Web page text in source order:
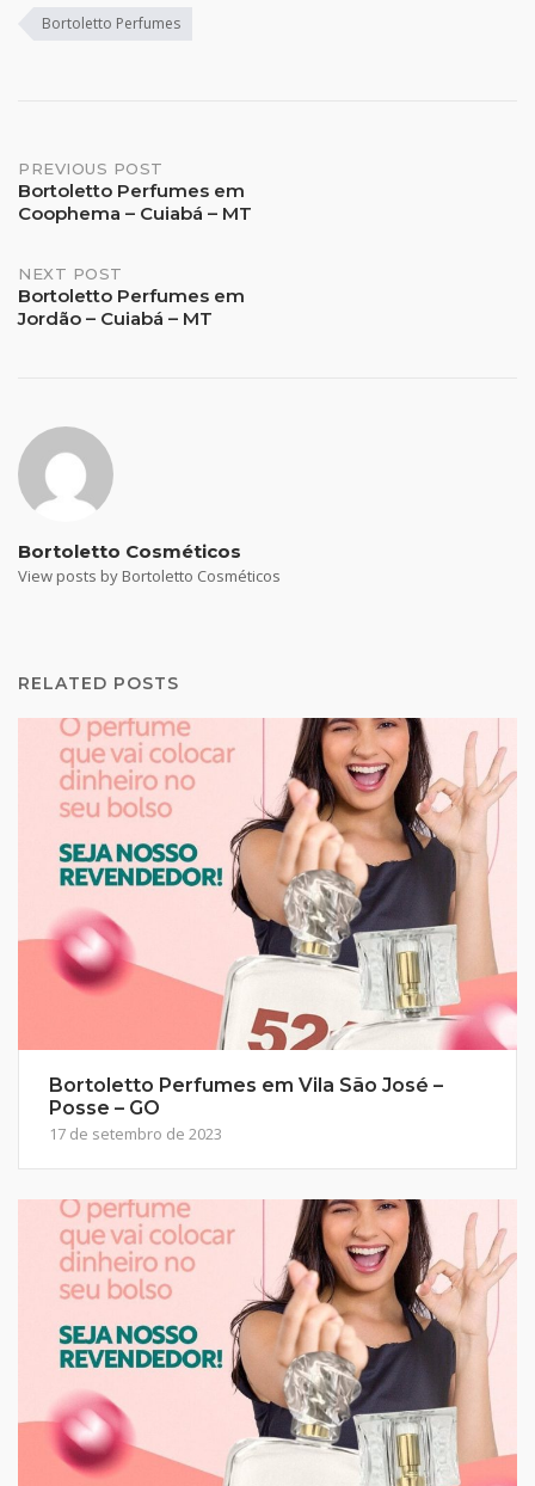
Bortoletto Perfumes
Post
navigation
PREVIOUS POST
Bortoletto Perfumes em
Coophema – Cuiabá – MT
NEXT POST
Bortoletto Perfumes em
Jordão – Cuiabá – MT
Bortoletto Cosméticos
View posts by Bortoletto Cosméticos
RELATED POSTS
Bortoletto Perfumes em Vila São José –
Posse – GO
17 de setembro de 2023